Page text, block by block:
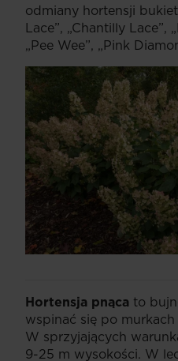
odmiany hortensji
Lace”, „Chantilly Lace”,
„Pee Wee”, „Pink
Hortensja pnąca to
wspinać się po
W sprzyjających
9-25 m wysokości. W